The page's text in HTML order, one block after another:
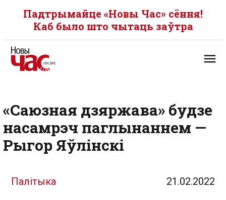
Падтрымайце «Новы Час» сёння!
Каб было што чытаць заўтра
«Саюзная дзяржава» будзе
насамрэч паглынаннем —
Рыгор Яўлінскі
Палітыка 21.02.2022